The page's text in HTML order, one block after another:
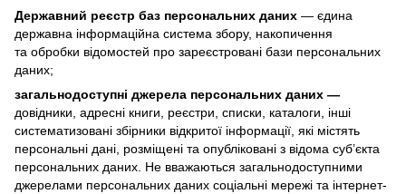
Державний реєстр баз персональних даних — єдина
державна інформаційна система збору, накопичення
та обробки відомостей про зареєстровані бази персональних
даних;
загальнодоступні джерела персональних даних —
довідники, адресні книги, реєстри, списки, каталоги, інші
систематизовані збірники відкритої інформації, які містять
персональні дані, розміщені та опубліковані з відома суб’єкта
персональних даних. Не вважаються загальнодоступними
джерелами персональних даних соціальні мережі та інтернет-